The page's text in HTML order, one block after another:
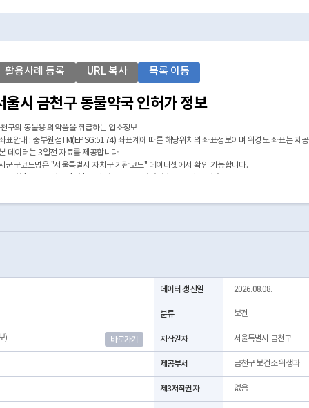
활용사례 등록 URL 복사 목록 이동
울시 금천구 동물약국 인허가 정보
구의 동물용 의약품을 취급하는 업소정보
표안내 : 중부원점TM(EPSG:5174) 좌표계에 따른 해당위치의 좌표정보이며 위경도 좌표는 제
데이터는 3일전 자료를 제공합니다.
군구코드명은 "서울특별시 자치구 기관코드" 데이터셋에서 확인 가능합니다.
데이터 갱신일 2026.08.08.
분류 보건
) 바로가기 저작권자 서울특별시 금천구
제공부서 금천구 보건소 위생과
제3저작권자 없음